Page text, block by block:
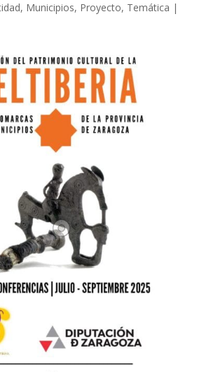
, Municipios, Proyecto, Temática |